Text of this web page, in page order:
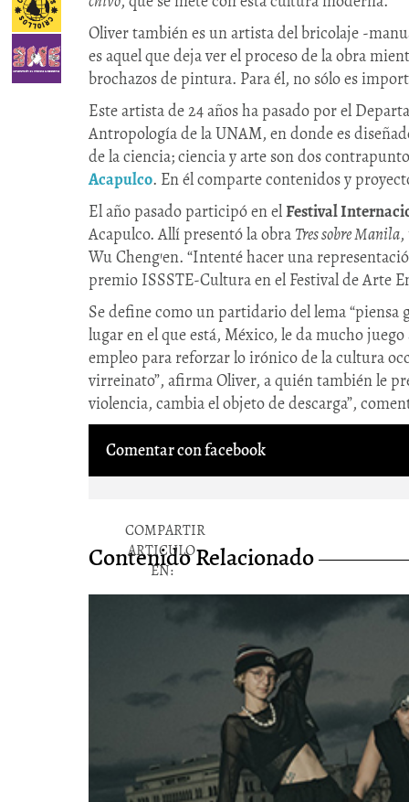
COMPARTIR
ARTICULO
EN:
P
Oliver también es un artista del bricolaje -
es aquel que deja ver el proceso de la obra
brochazos de pintura. Para él, no sólo es
Este artista de 24 años ha pasado por el
Antropología de la UNAM, en donde es
de la ciencia; ciencia y arte son dos
Acapulco. En él comparte contenidos y
El año pasado participó en elFestival
Acapulco. Allí presentó la obra Tres sobre Manila
Wu Cheng’en. “Intenté hacer una
premio ISSSTE-Cultura en el Festival de Arte
Se define como un partidario del lema “piensa
lugar en el que está, México, le da mucho
empleo para reforzar lo irónico de la cultura
virreinato”, afirma Oliver, a quién también le
violencia, cambia el objeto de descarga”,
Comentar con facebook
Contenido Relacionado